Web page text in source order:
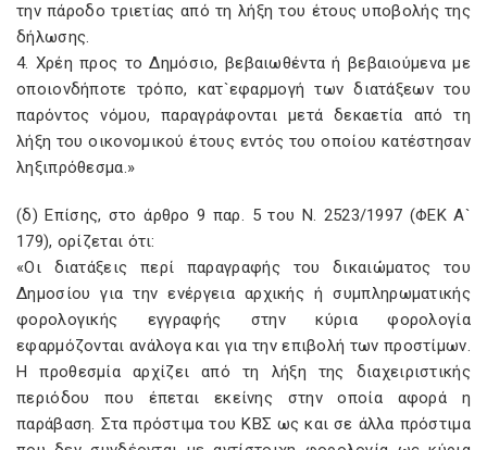
την πάροδο τριετίας από τη λήξη του έτους υποβολής της
δήλωσης.
4. Χρέη προς το Δημόσιο, βεβαιωθέντα ή βεβαιούμενα με
οποιονδήποτε τρόπο, κατ`εφαρμογή των διατάξεων του
παρόντος νόμου, παραγράφονται μετά δεκαετία από τη
λήξη του οικονομικού έτους εντός του οποίου κατέστησαν
ληξιπρόθεσμα.»
(δ) Επίσης, στο άρθρο 9 παρ. 5 του Ν. 2523/1997 (ΦΕΚ Α`
179), ορίζεται ότι:
«Οι διατάξεις περί παραγραφής του δικαιώματος του
Δημοσίου για την ενέργεια αρχικής ή συμπληρωματικής
φορολογικής εγγραφής στην κύρια φορολογία
εφαρμόζονται ανάλογα και για την επιβολή των προστίμων.
Η προθεσμία αρχίζει από τη λήξη της διαχειριστικής
περιόδου που έπεται εκείνης στην οποία αφορά η
παράβαση. Στα πρόστιμα του ΚΒΣ ως και σε άλλα πρόστιμα